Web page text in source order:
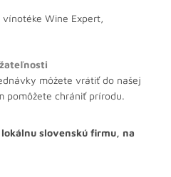
vínotéke Wine Expert,
môžete vrátiť do našej
pomôžete chrániť prírodu.
slovenskú firmu, na